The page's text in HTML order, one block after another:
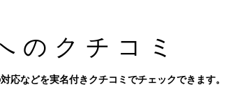
のクチコミ
応などを実名付きクチコミでチェックできます。